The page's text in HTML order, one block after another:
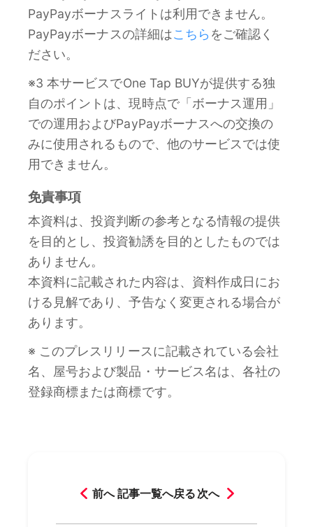
PayPayボーナスライトは利用できません。
PayPayボーナスの詳細はこちら をご確認く
ださい。
※3 本サービスでOne Tap BUYが提供する独
自のポイントは、現時点で「ボーナス運用」
での運用およびPayPayボーナスへの交換の
みに使用されるもので、他のサービスでは使
用できません。
免責事項
本資料は、投資判断の参考となる情報の提供
を目的とし、投資勧誘を目的としたものでは
ありません。
本資料に記載された内容は、資料作成日にお
ける見解であり、予告なく変更される場合が
あります。
※ このプレスリリースに記載されている会社
名、屋号および製品・サービス名は、各社の
登録商標または商標です。
前へ 記事一覧へ戻る 次へ